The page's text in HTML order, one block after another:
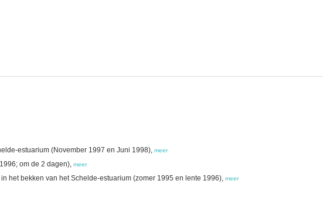
estuarium (November 1997 en Juni 1998), meer
om de 2 dagen), meer
het bekken van het Schelde-estuarium (zomer 1995 en lente 1996), meer